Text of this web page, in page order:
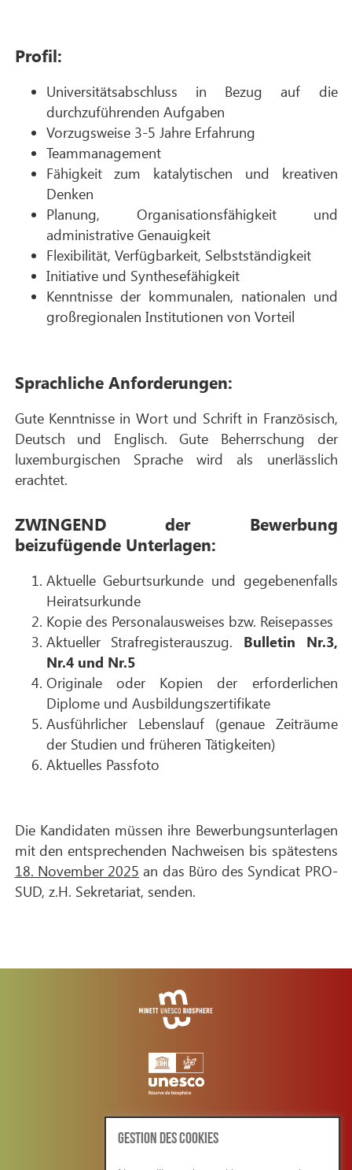
Profil:
Universitätsabschluss in Bezug auf die
durchzuführenden Aufgaben
Vorzugsweise 3-5 Jahre Erfahrung
Teammanagement
Fähigkeit zum katalytischen und kreativen
Denken
Planung, Organisationsfähigkeit und
administrative Genauigkeit
Flexibilität, Verfügbarkeit, Selbstständigkeit
Initiative und Synthesefähigkeit
Kenntnisse der kommunalen, nationalen und
großregionalen Institutionen von Vorteil
Sprachliche Anforderungen:
Gute Kenntnisse in Wort und Schrift in Französisch,
Deutsch und Englisch. Gute Beherrschung der
luxemburgischen Sprache wird als unerlässlich
erachtet.
ZWINGEND der Bewerbung
beizufügende Unterlagen:
Aktuelle Geburtsurkunde und gegebenenfalls
Heiratsurkunde
Kopie des Personalausweises bzw. Reisepasses
Aktueller Strafregisterauszug. Bulletin Nr.3,
Nr.4 und Nr.5
Originale oder Kopien der erforderlichen
Diplome und Ausbildungszertifikate
Ausführlicher Lebenslauf (genaue Zeiträume
der Studien und früheren Tätigkeiten)
Aktuelles Passfoto
Die Kandidaten müssen ihre Bewerbungsunterlagen
mit den entsprechenden Nachweisen bis spätestens
18. November 2025 an das Büro des Syndicat PRO-
SUD, z.H. Sekretariat, senden.
GESTION DES COOKIES